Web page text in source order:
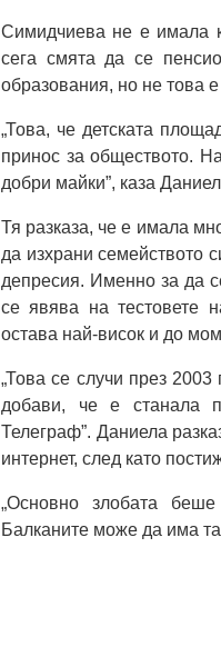
Симидчиева не е имала
сега смята да се
образования, но не това
„Това, че детската
принос за обществото.
добри майки”, каза
Тя разказа, че е имала
да изхрани семейството
депресия. Именно за да
се явява на тестовете
остава най-висок и до
„Това се случи през
добави, че е станала
Телеграф”. Даниела
интернет, след като
„Основно злобата
Балканите може да има